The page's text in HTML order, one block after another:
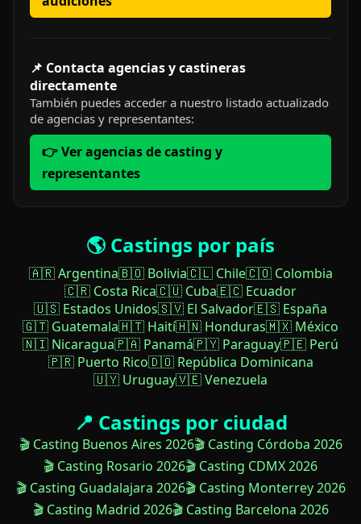
📌 Contacta agencias y castineras
directamente
También puedes acceder a nuestro listado actualizado
de agencias y representantes:
👉 Ver agencias de casting y
representantes
🌎 Castings por país
🇦🇷 Argentina🇧🇴 Bolivia🇨🇱 Chile🇨🇴 Colombia
🇨🇷 Costa Rica🇨🇺 Cuba🇪🇨 Ecuador
🇺🇸 Estados Unidos🇸🇻 El Salvador🇪🇸 España
🇬🇹 Guatemala🇭🇹 Haití🇭🇳 Honduras🇲🇽 México
🇳🇮 Nicaragua🇵🇦 Panamá🇵🇾 Paraguay🇵🇪 Perú
🇵🇷 Puerto Rico🇩🇴 República Dominicana
🇺🇾 Uruguay🇻🇪 Venezuela
📍 Castings por ciudad
🎬 Casting Buenos Aires 2026🎬 Casting Córdoba 2026
🎬 Casting Rosario 2026🎬 Casting CDMX 2026
🎬 Casting Guadalajara 2026🎬 Casting Monterrey 2026
🎬 Casting Madrid 2026🎬 Casting Barcelona 2026